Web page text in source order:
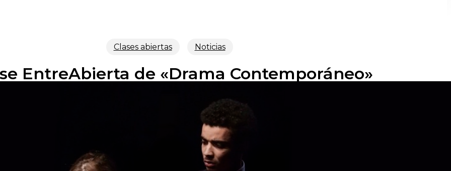
Clases abiertas Noticias
EntreAbierta de «Drama Contemporáneo»